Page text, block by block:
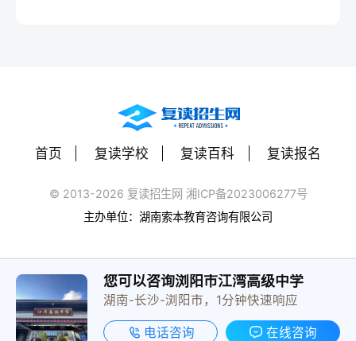
首页 复读学校 复读百科 复读报名
© 2013-2026 复读招生网 湘ICP备2023006277号
主办单位：湖南索本教育咨询有限公司
您可以咨询浏阳市江湾高级中学
湖南-长沙-浏阳市，1分钟快速响应
电话咨询 在线咨询